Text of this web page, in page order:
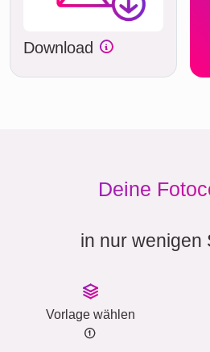
Download
Deine
in nur wenigen
Vorlage wählen